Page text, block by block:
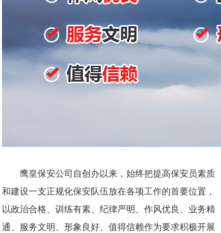
鹰皇保安公司自创办以来，始终把提高保安员素质
和建设一支正规化保安队伍放在各项工作的首要位置，
以政治合格、训练有素、纪律严明、作风优良、业务精
通、服务文明、形象良好、值得信赖作为要求积极开展